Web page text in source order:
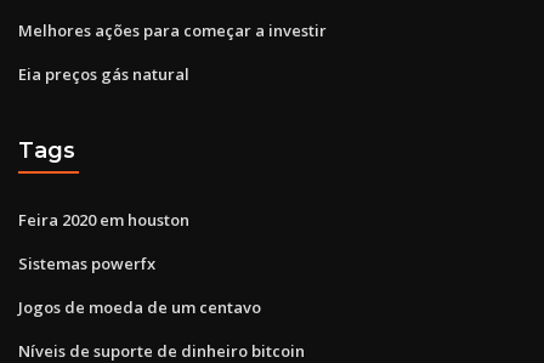
Melhores ações para começar a investir
Eia preços gás natural
Tags
Feira 2020 em houston
Sistemas powerfx
Jogos de moeda de um centavo
Níveis de suporte de dinheiro bitcoin